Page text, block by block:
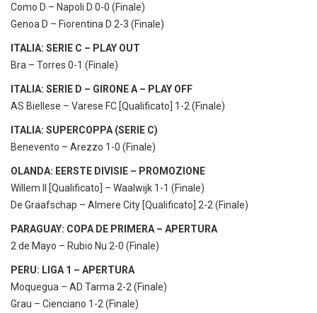
Como D – Napoli D 0-0 (Finale)
Genoa D – Fiorentina D 2-3 (Finale)
ITALIA: SERIE C – PLAY OUT
Bra – Torres 0-1 (Finale)
ITALIA: SERIE D – GIRONE A – PLAY OFF
AS Biellese – Varese FC [Qualificato] 1-2 (Finale)
ITALIA: SUPERCOPPA (SERIE C)
Benevento – Arezzo 1-0 (Finale)
OLANDA: EERSTE DIVISIE – PROMOZIONE
Willem II [Qualificato] – Waalwijk 1-1 (Finale)
De Graafschap – Almere City [Qualificato] 2-2 (Finale)
PARAGUAY: COPA DE PRIMERA – APERTURA
2 de Mayo – Rubio Nu 2-0 (Finale)
PERU: LIGA 1 – APERTURA
Moquegua – AD Tarma 2-2 (Finale)
Grau – Cienciano 1-2 (Finale)